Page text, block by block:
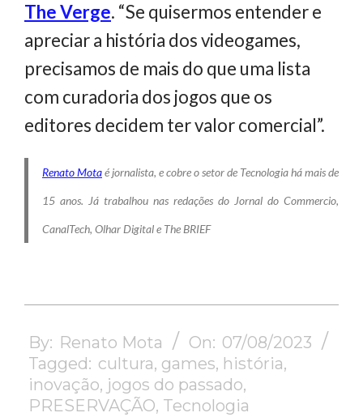
The Verge. “Se quisermos entender e
apreciar a história dos videogames,
precisamos de mais do que uma lista
com curadoria dos jogos que os
editores decidem ter valor comercial”.
Renato Motaé jornalista, e cobre o setor de Tecnologia há mais de
15 anos. Já trabalhou nas redações do Jornal do Commercio,
CanalTech, Olhar Digital e The BRIEF
08-
07
By: Renato Mota On: 07/08/2023
Tagged: cultura, games, história,
inovação, jogos do passado,
PRESERVAÇÃO, Tecnologia